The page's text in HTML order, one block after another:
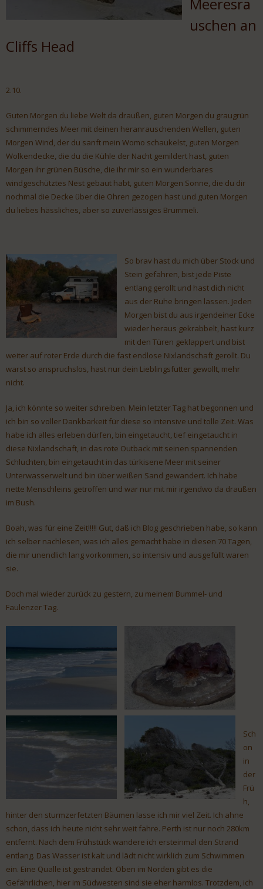
uschen an
Cliffs Head
2.10.
Guten Morgen du liebe Welt da draußen, guten Morgen du graugrün
schimmerndes Meer mit deinen heranrauschenden Wellen, guten
Morgen Wind, der du sanft mein Womo schaukelst, guten Morgen
Wolkendecke, die du die Kühle der Nacht gemildert hast, guten
Morgen ihr grünen Büsche, die ihr mir so ein wunderbares
windgeschütztes Nest gebaut habt, guten Morgen Sonne, die du dir
nochmal die Decke über die Ohren gezogen hast und guten Morgen
du liebes hässliches, aber so zuverlässiges Brummeli.
So brav hast du mich über Stock und
Stein gefahren, bist jede Piste
entlang gerollt und hast dich nicht
aus der Ruhe bringen lassen. Jeden
Morgen bist du aus irgendeiner Ecke
wieder heraus gekrabbelt, hast kurz
mit den Türen geklappert und bist
weiter auf roter Erde durch die fast endlose Nixlandschaft gerollt. Du
warst so anspruchslos, hast nur dein Lieblingsfutter gewollt, mehr
nicht.
Ja, ich könnte so weiter schreiben. Mein letzter Tag hat begonnen und
ich bin so voller Dankbarkeit für diese so intensive und tolle Zeit. Was
habe ich alles erleben dürfen, bin eingetaucht, tief eingetaucht in
diese Nixlandschaft, in das rote Outback mit seinen spannenden
Schluchten, bin eingetaucht in das türkisene Meer mit seiner
Unterwasserwelt und bin über weißen Sand gewandert. Ich habe
nette Menschleins getroffen und war nur mit mir irgendwo da draußen
im Bush.
Boah, was für eine Zeit!!!!! Gut, daß ich Blog geschrieben habe, so kann
ich selber nachlesen, was ich alles gemacht habe in diesen 70 Tagen,
die mir unendlich lang vorkommen, so intensiv und ausgefüllt waren
sie.
Doch mal wieder zurück zu gestern, zu meinem Bummel- und
Faulenzer Tag.
Sch
on
in
der
Frü
h,
hinter den sturmzerfetzten Bäumen lasse ich mir viel Zeit. Ich ahne
schon, dass ich heute nicht sehr weit fahre. Perth ist nur noch 280km
entfernt. Nach dem Frühstück wandere ich ersteinmal den Strand
entlang. Das Wasser ist kalt und lädt nicht wirklich zum Schwimmen
ein. Eine Qualle ist gestrandet. Oben im Norden gibt es die
Gefährlichen, hier im Südwesten sind sie eher harmlos. Trotzdem, ich